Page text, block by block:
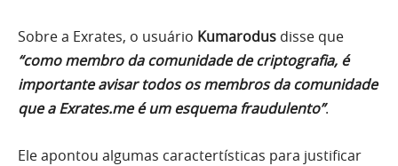
Sobre a Exrates, o usuário Kumarodus disse que
“como membro da comunidade de criptografia, é
importante avisar todos os membros da comunidade
que a Exrates.me é um esquema fraudulento”.
Ele apontou algumas caractertísticas para justificar